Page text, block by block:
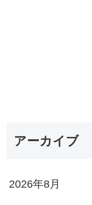
アーカイブ
2026年8月